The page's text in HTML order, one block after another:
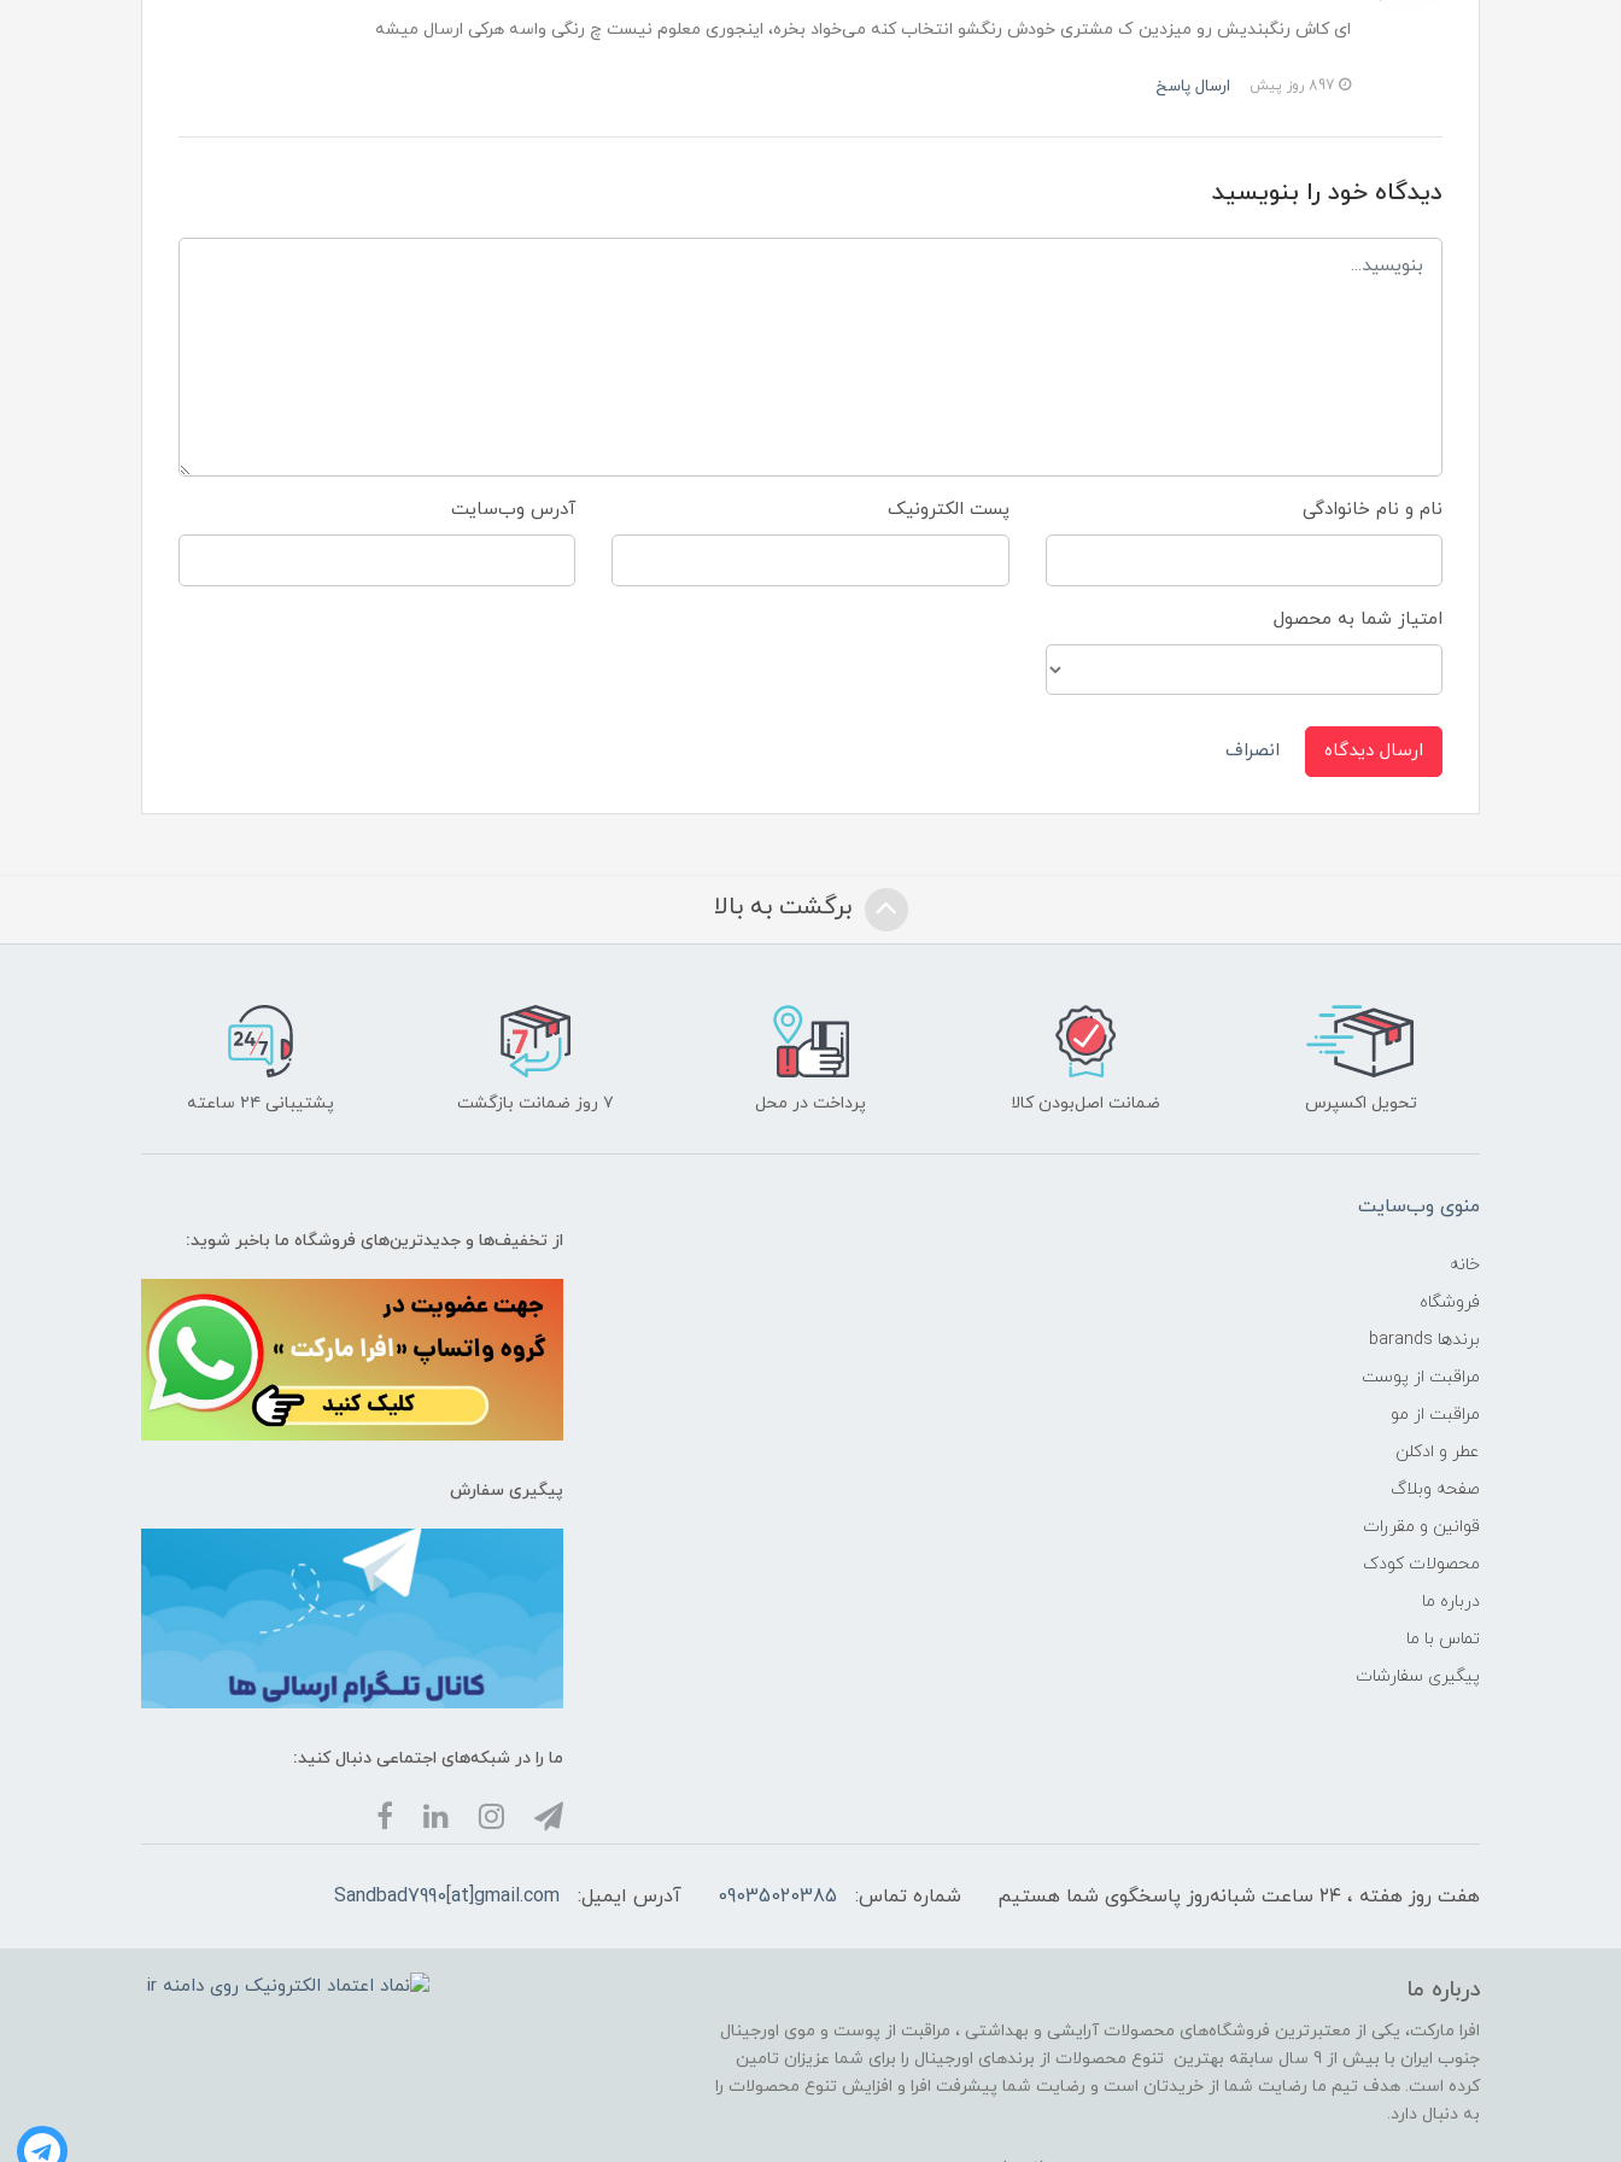
ای کاش رنگبندیش رو میزدین ک مشتری خودش رنگشو انتخاب کنه می‌خواد بخره، اینجوری معلوم نیست چ رنگی واسه هرکی ارسال میشه
ارسال پاسخ
دیدگاه خود را بنویسید
نام و نام خانوادگی پست الکترونیک آدرس وب‌سایت
امتیاز شما به محصول
ارسال دیدگاه انصراف
برگشت به بالا
تحویل اکسپرس ضمانت اصل‌بودن کالا پرداخت در محل ۷ روز ضمانت بازگشت پشتیبانی ۲۴ ساعته
منوی وب‌سایت
خانه
فروشگاه
برندها barands
مراقبت از پوست
مراقبت از مو
عطر و ادکلن
صفحه وبلاگ
قوانین و مقررات
محصولات کودک
درباره ما
تماس با ما
پیگیری سفارشات
از تخفیف‌ها و جدیدترین‌های فروشگاه ما باخبر شوید:
پیگیری سفارش
ما را در شبکه‌های اجتماعی دنبال کنید:
هفت روز هفته ، ۲۴ ساعت شبانه‌روز پاسخگوی شما هستیم شماره تماس: 09035020385 آدرس ایمیل: Sandbad7990[at]gmail.com
درباره ما
افرا مارکت، یکی از معتبرترین فروشگاه‌های محصولات آرایشی و بهداشتی ، مراقبت از پوست و موی اورجینال
جنوب ایران با بیش از 9 سال سابقه بهترین تنوع محصولات از برندهای اورجینال را برای شما عزیزان تامین
کرده است. هدف تیم ما رضایت شما از خریدتان است و رضایت شما پیشرفت افرا و افزایش تنوع محصولات را
به دنبال دارد.